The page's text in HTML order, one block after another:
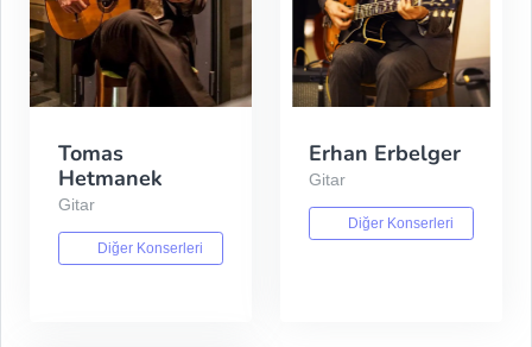
Tomas
Hetmanek
Gitar
Diğer Konserleri
Erhan Erbelger
Gitar
Diğer Konserleri